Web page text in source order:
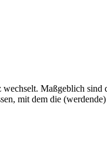
Maßgeblich sind
mit dem die